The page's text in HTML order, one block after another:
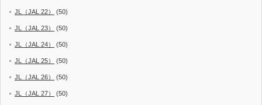
JL（JAL 22） (50)
JL（JAL 23） (50)
JL（JAL 24） (50)
JL（JAL 25） (50)
JL（JAL 26） (50)
JL（JAL 27） (50)